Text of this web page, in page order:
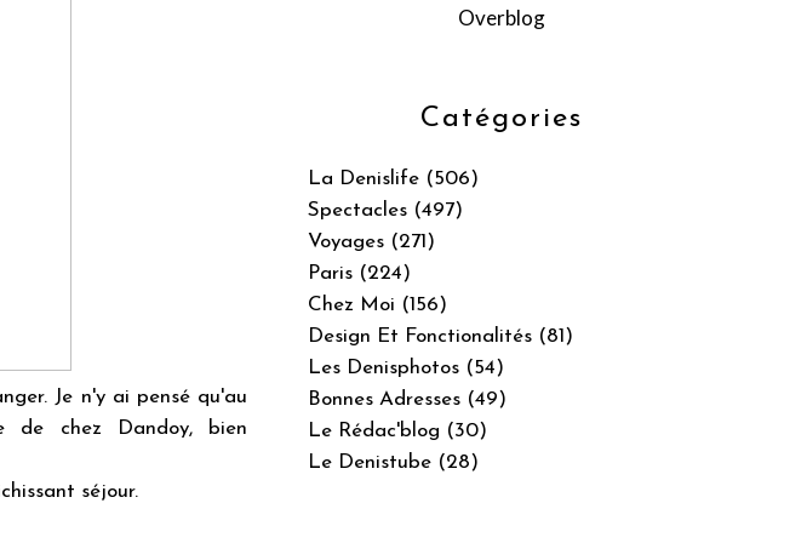
Je n'y ai pensé qu'au
de chez Dandoy, bien
séjour.
Catégories
La Denislife (506)
Spectacles (497)
Voyages (271)
Paris (224)
Chez Moi (156)
Design Et Fonctionalités (81)
Les Denisphotos (54)
Bonnes Adresses (49)
Le Rédac'blog (30)
Le Denistube (28)
Overblog